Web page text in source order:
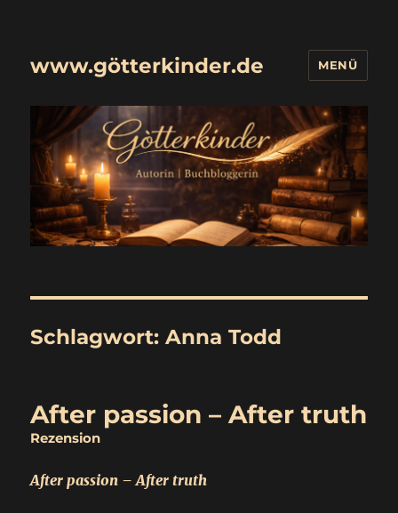
www.götterkinder.de MENÜ
Schlagwort:Anna Todd
After passion – After truth
Rezension
After passion – After truth